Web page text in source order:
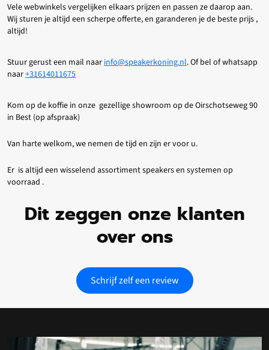
Vele webwinkels vergelijken elkaars prijzen en passen ze daarop aan.
Wij sturen je altijd een scherpe offerte, en garanderen je de beste prijs ,
altijd!
Stuur gerust een mail naar info@speakerkoning.nl. Of bel of whatsapp
naar+31614011675
Kom op de koffie in onze gezellige showroom op de Oirschotseweg 90
in Best (op afspraak)
Van harte welkom, we nemen de tijd en zijn er voor u.
Er is altijd een wisselend assortiment speakers en systemen op
voorraad .
Dit zeggen onze klanten
over ons
Schrijf zelf een review